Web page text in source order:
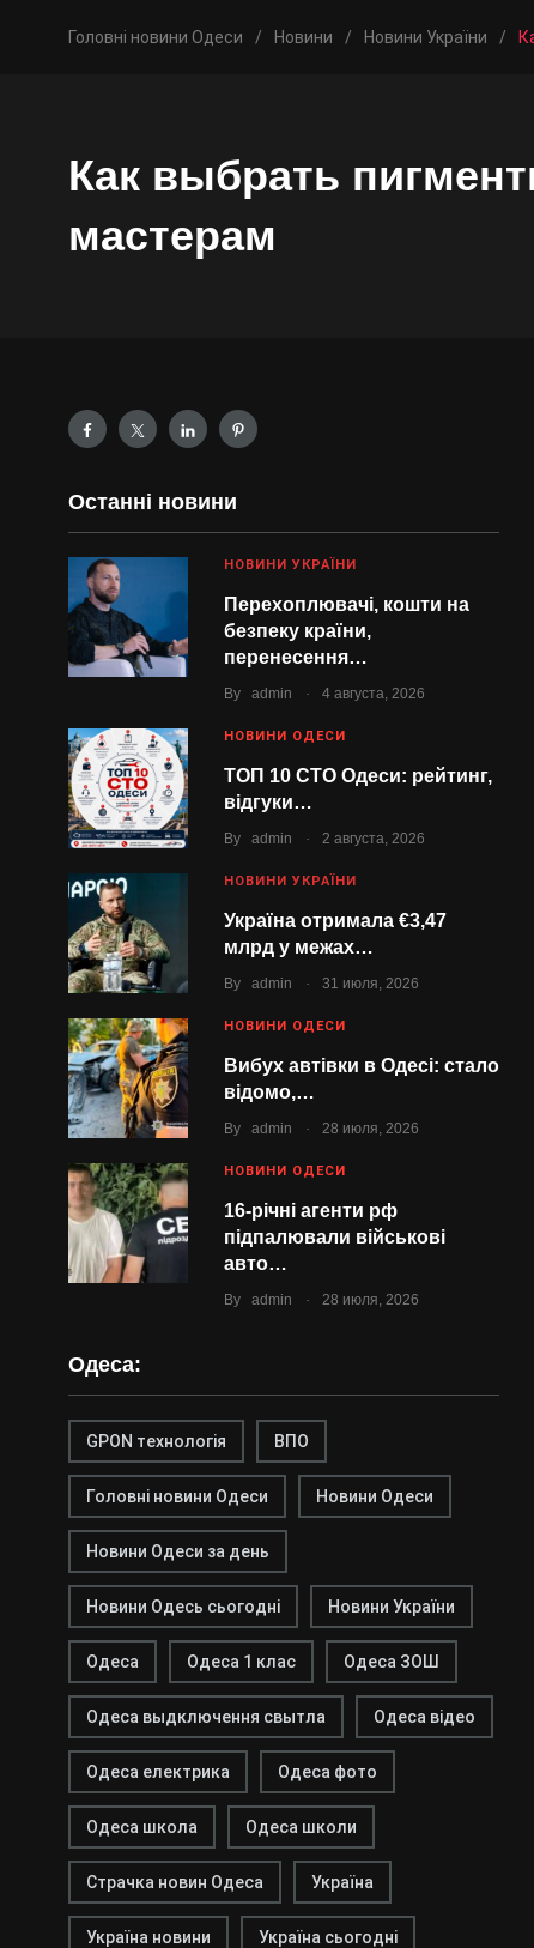
Головні новини Одеси / Новини / Новини України /
Как выбрать
мастерам
Останні новини
НОВИНИ УКРАЇНИ
Перехоплювачі, кошти на
безпеку країни,
перенесення…
By admin . 4 августа, 2026
НОВИНИ ОДЕСИ
ТОП 10 СТО Одеси: рейтинг,
відгуки…
By admin . 2 августа, 2026
НОВИНИ УКРАЇНИ
Україна отримала €3,47
млрд у межах…
By admin . 31 июля, 2026
НОВИНИ ОДЕСИ
Вибух автівки в Одесі: стало
відомо,…
By admin . 28 июля, 2026
НОВИНИ ОДЕСИ
16-річні агенти рф
підпалювали військові
авто…
By admin . 28 июля, 2026
Одеса:
GPON технологія ВПО
Головні новини Одеси Новини Одеси
Новини Одеси за день
Новини Одесь сьогодні Новини України
Одеса Одеса 1 клас Одеса ЗОШ
Одеса выдключення свытла Одеса відео
Одеса електрика Одеса фото
Одеса школа Одеса школи
Страчка новин Одеса Україна
Україна новини Україна сьогодні